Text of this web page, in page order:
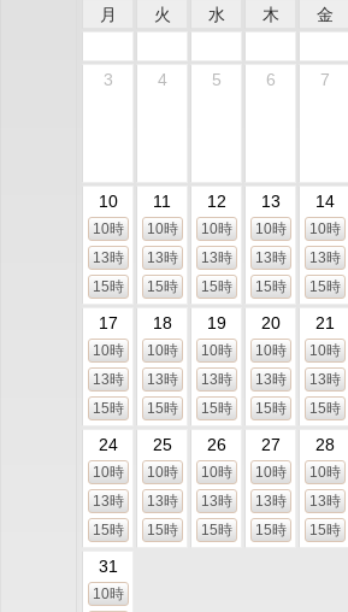
月 火 水 木 金
3
4 5 6 7
10
10時
13時
15時
11
10時
13時
15時
12
10時
13時
15時
13
10時
13時
15時
14
10時
13時
15時
17
10時
13時
15時
18
10時
13時
15時
19
10時
13時
15時
20
10時
13時
15時
21
10時
13時
15時
24
10時
13時
15時
25
10時
13時
15時
26
10時
13時
15時
27
10時
13時
15時
28
10時
13時
15時
31
10時